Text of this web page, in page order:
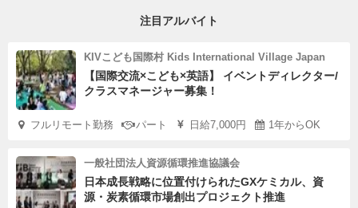
注目アルバイト
KIVこども国際村 Kids International Village Japan
【国際交流×こども×英語】 イベントディレクター/
クラスマネージャー募集！
フルリモート勤務 パート 日給7,000円 1年からOK
一般社団法人資源循環推進協議会
日本成長戦略に位置付けられたGXケミカル、資
源・炭素循環市場創出プロジェクト推進